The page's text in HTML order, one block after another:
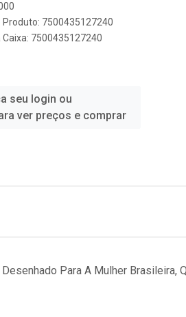
Produto: 7500435127240
7500435127240
seu login ou
ver preços e comprar
Para A Mulher Brasileira,